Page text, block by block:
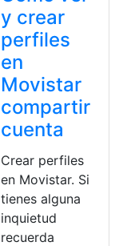
y crear
perfiles
en
Movistar
compartir
cuenta
Crear perfiles
en Movistar. Si
tienes alguna
inquietud
recuerda